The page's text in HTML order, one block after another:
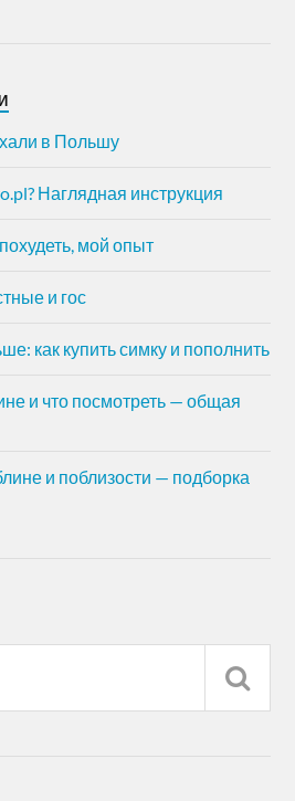
в Польшу
Наглядная инструкция
мой опыт
и гос
как купить симку и пополнить
и что посмотреть — общая
и поблизости — подборка